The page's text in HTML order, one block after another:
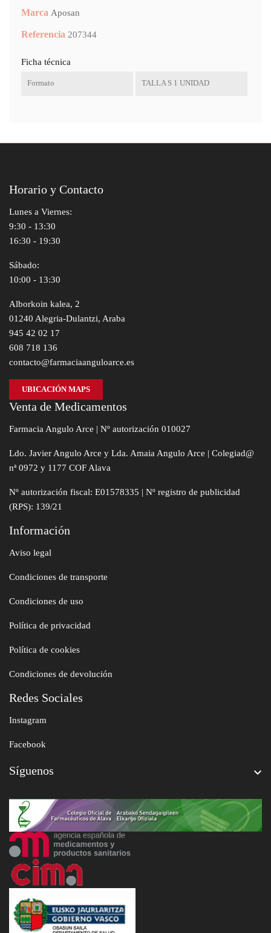
Marca Aposan
Referencia 207344
Ficha técnica
Formato TALLA S 1 UNIDAD
Horario y Contacto
Lunes a Viernes:
9:30 - 13:30
16:30 - 19:30
Sábado:
10:00 - 13:30
Alborkoin kalea, 2
01240 Alegria-Dulantzi, Araba
945 42 02 17
608 718 136
contacto@farmaciaanguloarce.es
UBICACIÓN MAPS
Venta de Medicamentos
Farmacia Angulo Arce | Nº autorización 010027
Ldo. Javier Angulo Arce y Lda. Amaia Angulo Arce | Colegiad@
nª 0972 y 1177 COF Alava
Nº autorización fiscal: E01578335 | Nº registro de publicidad
(RPS): 139/21
Información
Aviso legal
Condiciones de transporte
Condiciones de uso
Política de privacidad
Política de cookies
Condiciones de devolución
Redes Sociales
Instagram
Facebook
Síguenos 